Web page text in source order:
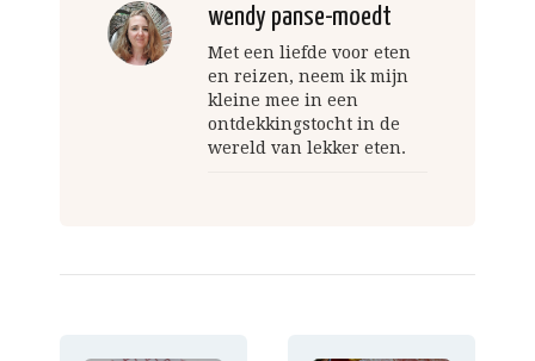
wendy panse-moedt
Met een liefde voor eten
en reizen, neem ik mijn
kleine mee in een
ontdekkingstocht in de
wereld van lekker eten.